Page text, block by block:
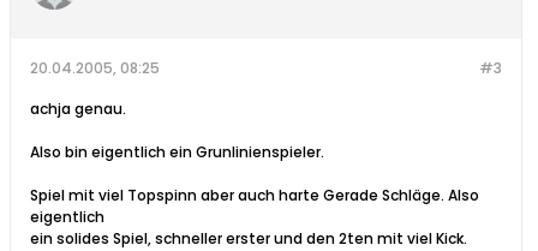
#3
20.04.2005, 08:25
achja genau.
Also bin eigentlich ein Grunlinienspieler.
Spiel mit viel Topspinn aber auch harte Gerade Schläge. Also
eigentlich
ein solides Spiel, schneller erster und den 2ten mit viel Kick.